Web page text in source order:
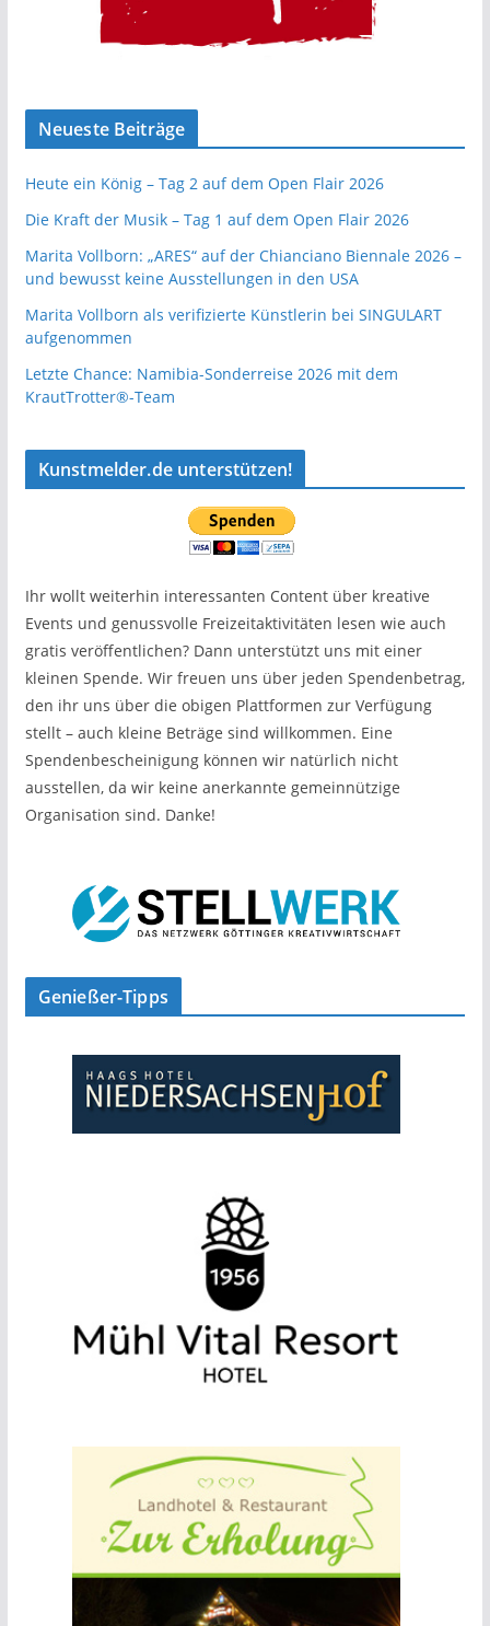
Neueste Beiträge
Heute ein König – Tag 2 auf dem Open Flair 2026
Die Kraft der Musik – Tag 1 auf dem Open Flair 2026
Marita Vollborn: „ARES“ auf der Chianciano Biennale 2026 –
und bewusst keine Ausstellungen in den USA
Marita Vollborn als verifizierte Künstlerin bei SINGULART
aufgenommen
Letzte Chance: Namibia-Sonderreise 2026 mit dem
KrautTrotter®-Team
Kunstmelder.de unterstützen!
Ihr wollt weiterhin interessanten Content über kreative
Events und genussvolle Freizeitaktivitäten lesen wie auch
gratis veröffentlichen? Dann unterstützt uns mit einer
kleinen Spende. Wir freuen uns über jeden Spendenbetrag,
den ihr uns über die obigen Plattformen zur Verfügung
stellt – auch kleine Beträge sind willkommen. Eine
Spendenbescheinigung können wir natürlich nicht
ausstellen, da wir keine anerkannte gemeinnützige
Organisation sind. Danke!
Genießer-Tipps